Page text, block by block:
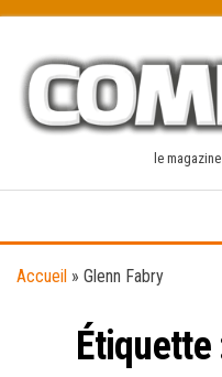
content
le
Accueil » Glenn Fabry
Étiquette